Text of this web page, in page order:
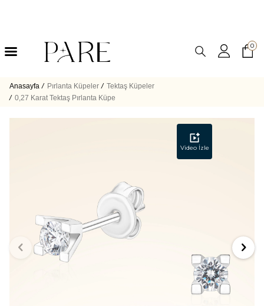
0
Anasayfa / Pırlanta Küpeler / Tektaş Küpeler
/ 0,27 Karat Tektaş Pırlanta Küpe
Video İzle